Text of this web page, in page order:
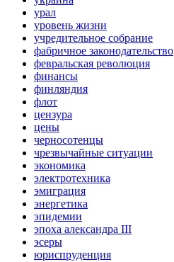
урал
уровень жизни
учредительное собрание
фабричное законодательство
февральская революция
финансы
финляндия
флот
цензура
цены
черносотенцы
чрезвычайные ситуации
экономика
электротехника
эмиграция
энергетика
эпидемии
эпоха александра III
эсеры
юриспруденция